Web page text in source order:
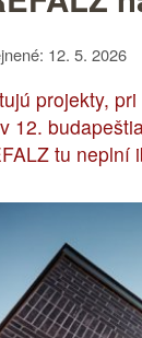
12. 5. 2026
projekty,
12.
tu neplní